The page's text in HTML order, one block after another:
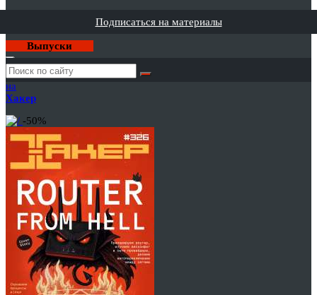
Подписаться на материалы
Выпуски
Годовая
подписка
на
Хакер
-50%